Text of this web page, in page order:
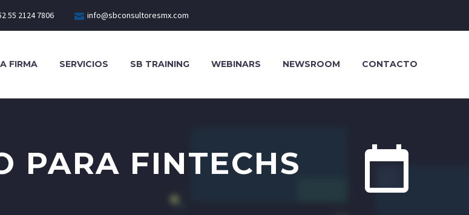
55 2124 7806 info@sbconsultoresmx.com
FIRMA SERVICIOS SB TRAINING WEBINARS NEWSROOM CONTACTO


PARA FINTECHS